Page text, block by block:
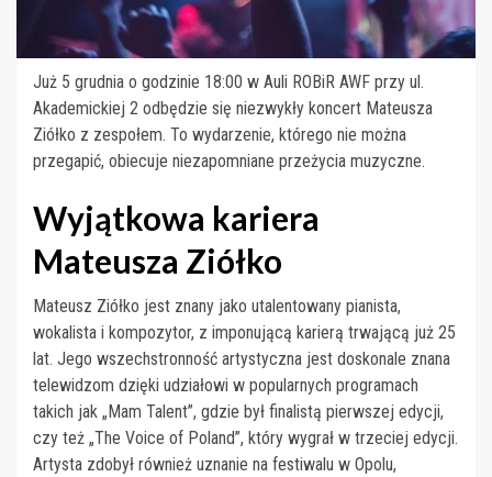
Już 5 grudnia o godzinie 18:00 w Auli ROBiR AWF przy ul.
Akademickiej 2 odbędzie się niezwykły koncert Mateusza
Ziółko z zespołem. To wydarzenie, którego nie można
przegapić, obiecuje niezapomniane przeżycia muzyczne.
Wyjątkowa kariera
Mateusza Ziółko
Mateusz Ziółko jest znany jako utalentowany pianista,
wokalista i kompozytor, z imponującą karierą trwającą już 25
lat. Jego wszechstronność artystyczna jest doskonale znana
telewidzom dzięki udziałowi w popularnych programach
takich jak „Mam Talent”, gdzie był finalistą pierwszej edycji,
czy też „The Voice of Poland”, który wygrał w trzeciej edycji.
Artysta zdobył również uznanie na festiwalu w Opolu,